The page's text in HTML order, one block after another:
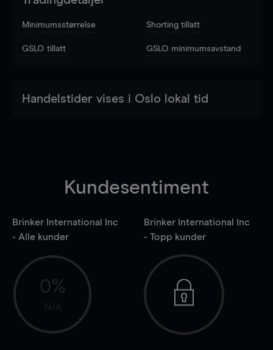
Minimumsstørrelse Shorting tillatt
GSLO tillatt GSLO minimumsavstand
Handelstider vises i Oslo lokal tid
Kundesentiment
Brinker International Inc
- Alle kunder
0%
N/A
Brinker International Inc
- Topp kunder